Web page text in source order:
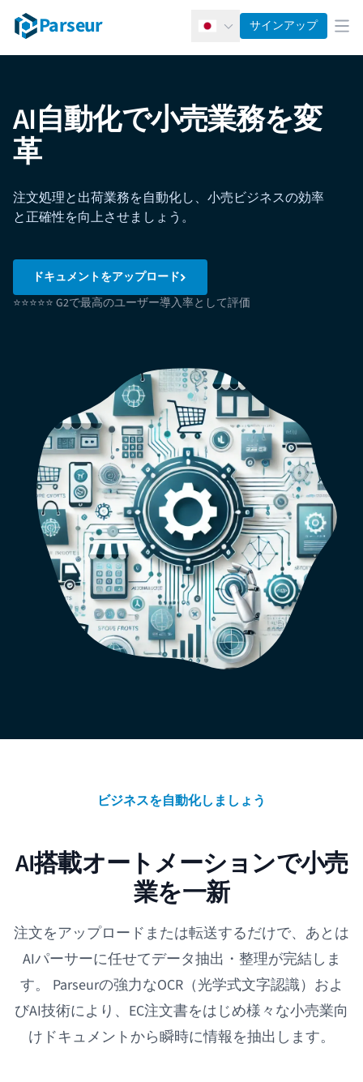
Parseur 日本語サインアップ メ
AI自動化で小売業務を変
革
注文処理と出荷業務を自動化し、小売ビジネスの効率
と正確性を向上させましょう。
ドキュメントをアップロード
⭐⭐⭐⭐⭐ G2で最高のユーザー導入率として評価
ビジネスを自動化しましょう
AI搭載オートメーションで小売
業を一新
注文をアップロードまたは転送するだけで、あとは
AIパーサーに任せてデータ抽出・整理が完結しま
す。 Parseurの強力なOCR（光学式文字認識）およ
びAI技術により、EC注文書をはじめ様々な小売業向
けドキュメントから瞬時に情報を抽出します。